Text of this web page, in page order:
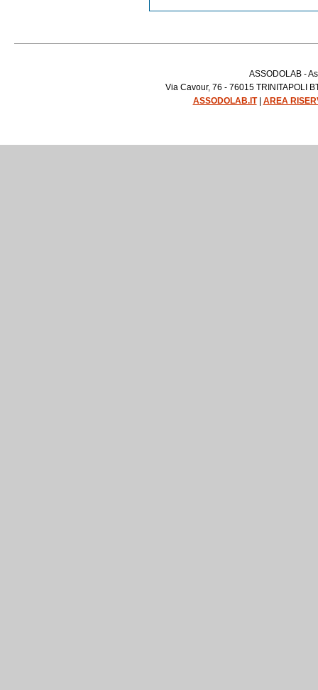
ASSODOLAB -
Via Cavour, 76 - 76015 TRINITAPOLI
ASSODOLAB.IT| AREA